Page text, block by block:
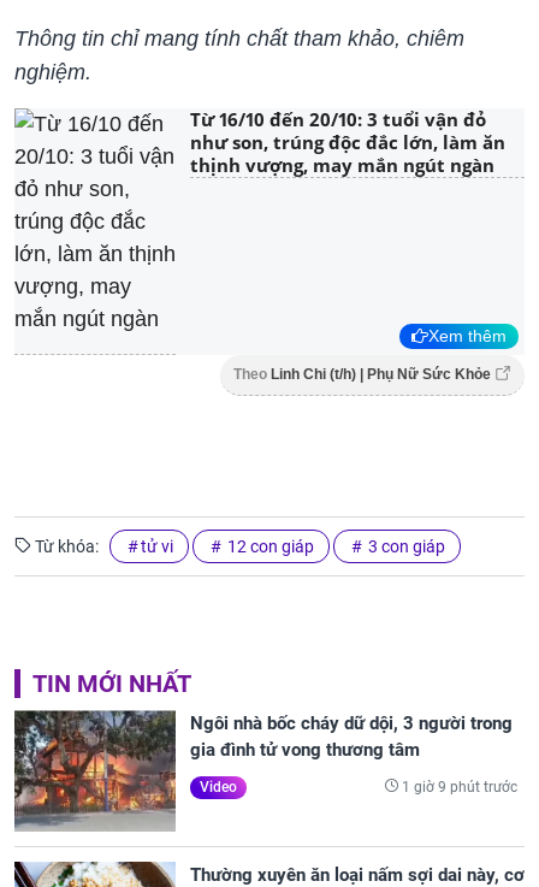
Thông tin chỉ mang tính chất tham khảo, chiêm
nghiệm.
Từ 16/10 đến 20/10: 3 tuổi vận đỏ
như son, trúng độc đắc lớn, làm ăn
thịnh vượng, may mắn ngút ngàn
Xem thêm
Theo Linh Chi (t/h) | Phụ Nữ Sức Khỏe
Từ khóa: tử vi 12 con giáp 3 con giáp
TIN MỚI NHẤT
Ngôi nhà bốc cháy dữ dội, 3 người trong
gia đình tử vong thương tâm
Video 1 giờ 9 phút trước
Thường xuyên ăn loại nấm sợi dai này, cơ